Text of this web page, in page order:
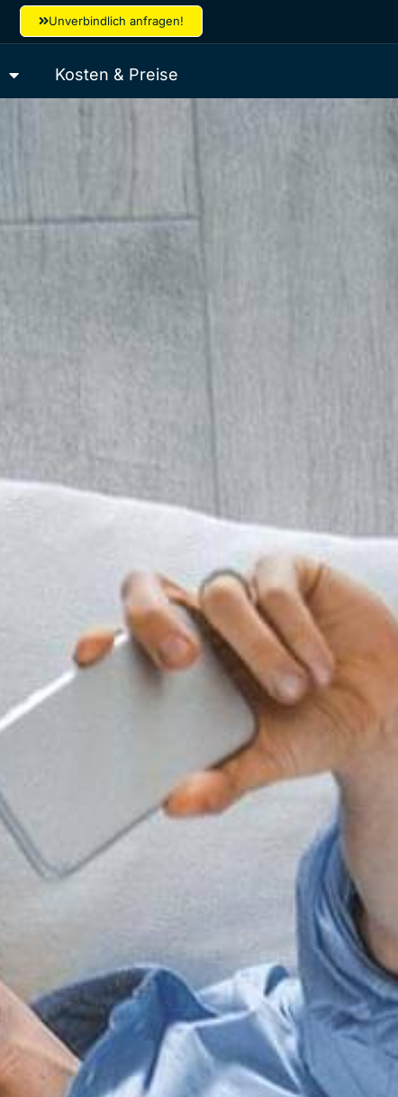
Unverbindlich anfragen!
Kosten & Preise